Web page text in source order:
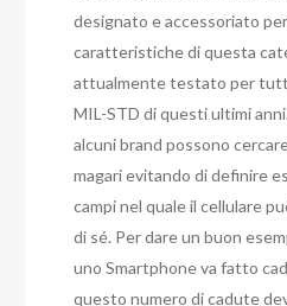
designato e accessoriato
caratteristiche di questa
attualmente testato per
MIL-STD di questi ultimi
alcuni brand possono cercare
magari evitando di definire
campi nel quale il cellulare
di sé. Per dare un buon
uno Smartphone va fatto
questo numero di cadute